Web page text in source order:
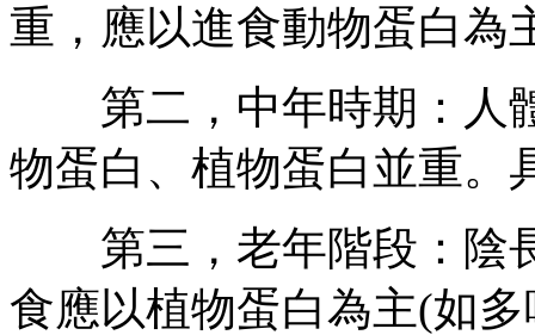
重，應以進食動物蛋白為
第二，中年時期：人
物蛋白、植物蛋白並重。
第三，老年階段：陰
食應以植物蛋白為主(如